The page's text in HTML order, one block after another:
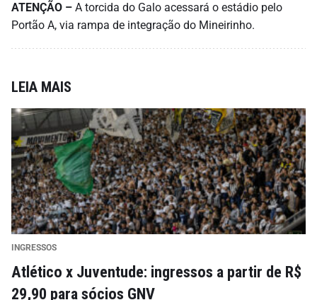
ATENÇÃO – A torcida do Galo acessará o estádio pelo
Portão A, via rampa de integração do Mineirinho.
LEIA MAIS
INGRESSOS
Atlético x Juventude: ingressos a partir de R$
29,90 para sócios GNV